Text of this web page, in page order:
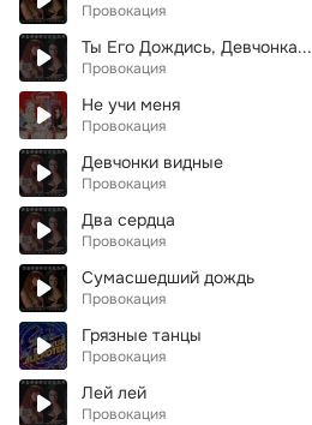
Провокация
Ты Его Дождись, Девчонка...
Провокация
Не учи меня
Провокация
Девчонки видные
Провокация
Два сердца
Провокация
Сумасшедший дождь
Провокация
Грязные танцы
Провокация
Лей лей
Провокация